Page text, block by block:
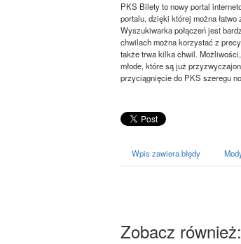
PKS Bilety to nowy portal
portalu, dzięki której można
Wyszukiwarka połączeń jest
chwilach można korzystać z
także trwa kilka chwil.
młode, które są już
przyciągnięcie do PKS szeregu
Wpis zawiera błędy
Zobacz również: